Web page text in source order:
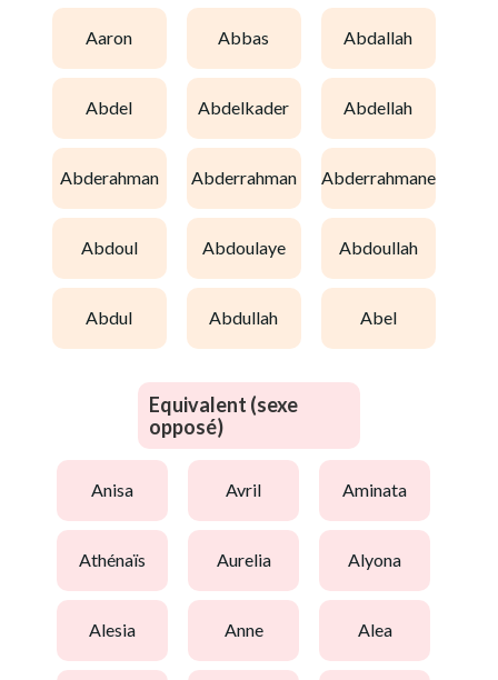
aaron abbas abdallah
abdel abdelkader abdellah
abderahman abderrahman abderrahmane
abdoul abdoulaye abdoullah
abdul abdullah abel
Equivalent (sexe
opposé)
anisa avril aminata
athénaïs aurelia alyona
alesia anne alea